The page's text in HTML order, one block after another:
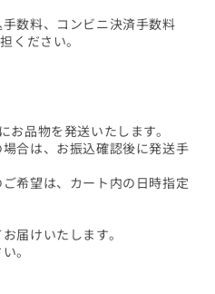
数料、コンビニ決済手数料
ください。
品物を発送いたします。
場合は、お振込確認後に発送手
希望は、カート内の日時指定
届けいたします。
。